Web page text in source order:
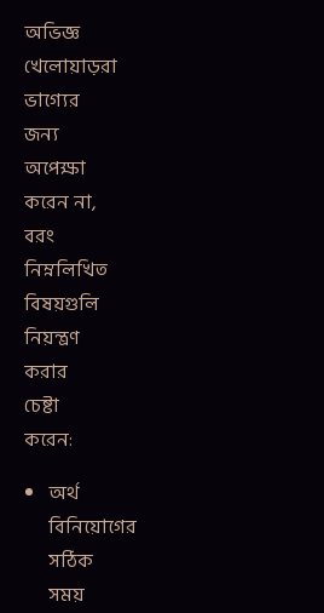
অভিজ্ঞ
খেলোয়াড়রা
ভাগ্যের
জন্য
অপেক্ষা
করেন না,
বরং
নিম্নলিখিত
বিষয়গুলি
নিয়ন্ত্রণ
করার
চেষ্টা
করেন:
অর্থ
বিনিয়োগের
সঠিক
সময়